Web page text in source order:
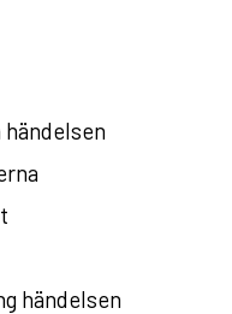
händelsen